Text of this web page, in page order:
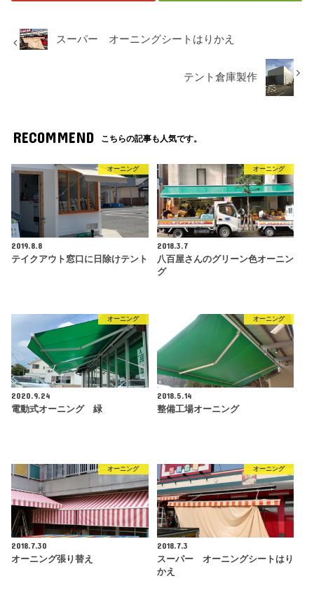
スーパー オーニングシートはりかえ
テント倉庫製作
RECOMMEND こちらの記事も人気です。
オーニング
2019.8.8
テイクアウト窓口に日除けテント
オーニング
2018.3.7
八百屋さんのグリーン色オーニン
グ
オーニング
2020.9.24
電動式オーニング 緑
オーニング
2018.5.14
整備工場オーニング
オーニング
2018.7.30
オーニング張り替え
オーニング
2018.7.3
スーパー オーニングシートはり
かえ